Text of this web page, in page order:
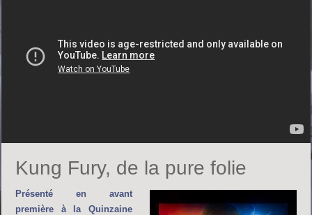
Kung Fury, de la pure folie
Présenté en avant
première à la Quinzaine